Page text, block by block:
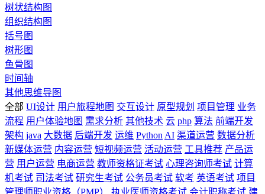
树状结构图
组织结构图
括号图
树形图
鱼骨图
时间轴
其他思维导图
全部 UI设计 用户旅程地图 交互设计 原型规划 项目管理 业务
流程 用户体验地图 需求分析 其他技术 云 php 算法 前端开发
架构 java 大数据 后端开发 运维 Python AI 渠道运营 数据分析
新媒体运营 内容运营 短视频运营 活动运营 工具推荐 产品运
营 用户运营 电商运营 教师资格证考试 心理咨询师考试 计算
机考试 司法考试 研究生考试 公务员考试 软考 英语考试 项目
管理师职业资格（PMP）
执业医师资格考试 会计职称考试 建